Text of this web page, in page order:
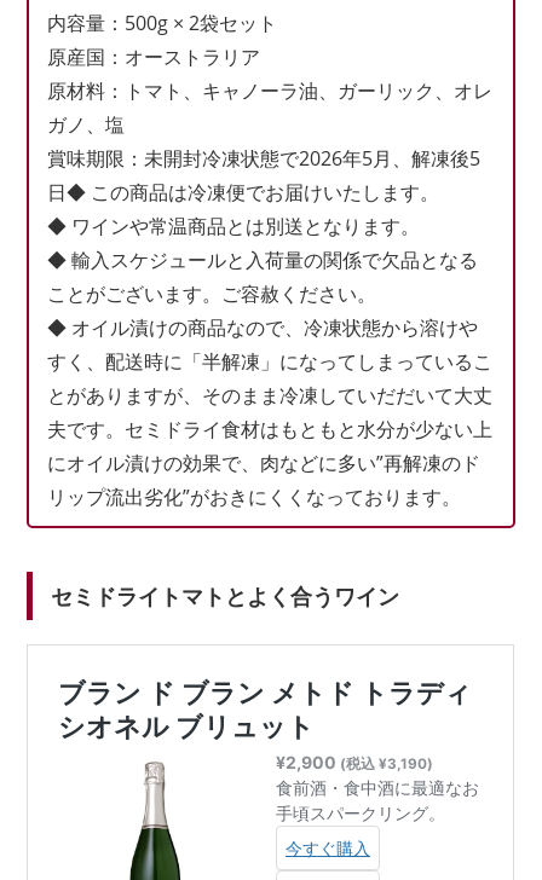
内容量：500g × 2袋セット
原産国：オーストラリア
原材料：トマト、キャノーラ油、ガーリック、オレ
ガノ、塩
賞味期限：未開封冷凍状態で2026年5月、解凍後5
日◆ この商品は冷凍便でお届けいたします。
◆ ワインや常温商品とは別送となります。
◆ 輸入スケジュールと入荷量の関係で欠品となる
ことがございます。ご容赦ください。
◆ オイル漬けの商品なので、冷凍状態から溶けや
すく、配送時に「半解凍」になってしまっているこ
とがありますが、そのまま冷凍していだだいて大丈
夫です。セミドライ食材はもともと水分が少ない上
にオイル漬けの効果で、肉などに多い”再解凍のド
リップ流出劣化”がおきにくくなっております。
セミドライトマトとよく合うワイン